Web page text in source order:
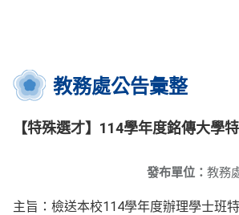
教務處公告彙整
【特殊選才】114學年度銘傳大學
發布單位： 教務
主旨：檢送本校114學年度辦理學士班